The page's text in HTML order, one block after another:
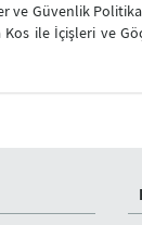
ve Güvenlik
ile İçişleri ve